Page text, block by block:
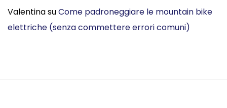
città
ValentinasuCome padroneggiare le mountain bike
elettriche (senza commettere errori comuni)